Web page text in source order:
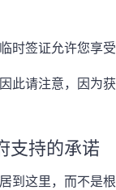
时签证允许您享
此请注意，因为
支持的承诺
到这里，而不是